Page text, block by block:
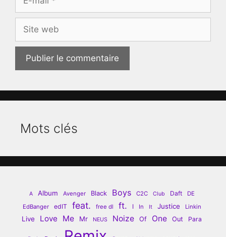
mail
web
Mots clés
A Album Avenger Black Boys C2C Club Daft
DE
EdBanger
edIT feat. free dl ft. I In It Justice Linkin
Live Love Me Mr NEUS Noize Of One Out Para